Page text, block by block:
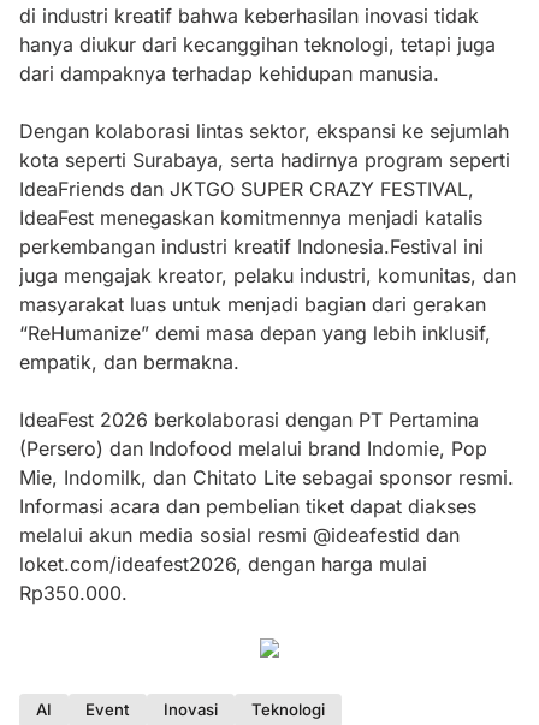
di industri kreatif bahwa keberhasilan inovasi tidak
hanya diukur dari kecanggihan teknologi, tetapi juga
dari dampaknya terhadap kehidupan manusia.
Dengan kolaborasi lintas sektor, ekspansi ke sejumlah
kota seperti Surabaya, serta hadirnya program seperti
IdeaFriends dan JKTGO SUPER CRAZY FESTIVAL,
IdeaFest menegaskan komitmennya menjadi katalis
perkembangan industri kreatif Indonesia.Festival ini
juga mengajak kreator, pelaku industri, komunitas, dan
masyarakat luas untuk menjadi bagian dari gerakan
“ReHumanize” demi masa depan yang lebih inklusif,
empatik, dan bermakna.
IdeaFest 2026 berkolaborasi dengan PT Pertamina
(Persero) dan Indofood melalui brand Indomie, Pop
Mie, Indomilk, dan Chitato Lite sebagai sponsor resmi.
Informasi acara dan pembelian tiket dapat diakses
melalui akun media sosial resmi @ideafestid dan
loket.com/ideafest2026, dengan harga mulai
Rp350.000.
AI Event Inovasi Teknologi